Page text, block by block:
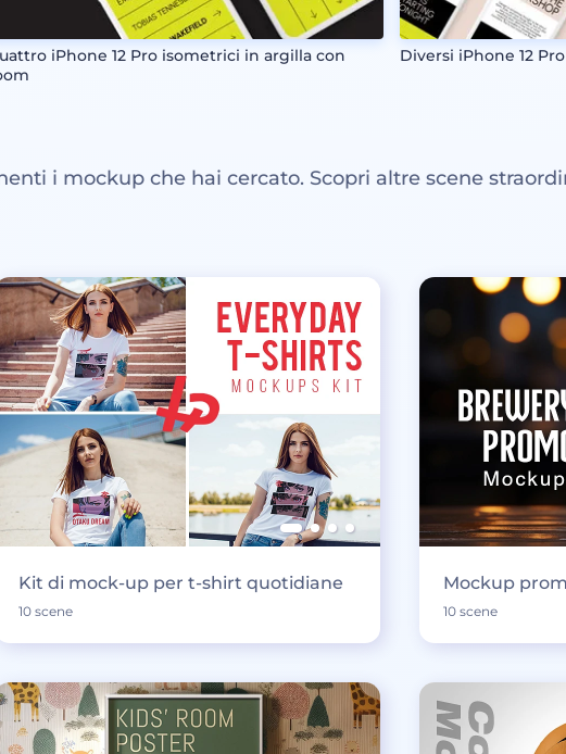
iPhone 12 Pro isometrici in argilla con
Diversi iPhone 12
i mockup che hai cercato. Scopri altre scene
Kit di mock-up per t-shirt quotidiane
10 scene
Mockup
10 scene